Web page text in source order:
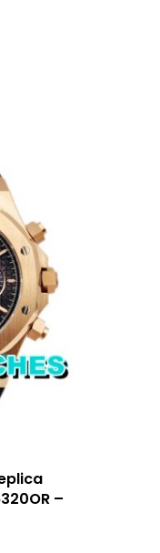
–